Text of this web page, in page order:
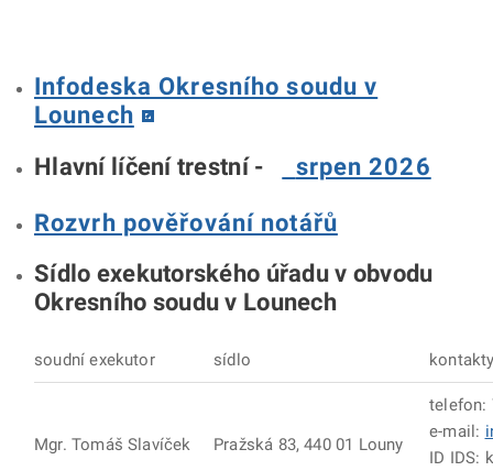
Infodeska Okresního soudu v
Lounech
Hlavní líčení trestní -
srpen 2026
Rozvrh pověřování notářů
Sídlo exekutorského úřadu v obvodu
Okresního soudu v Lounech
soudní exekutor sídlo
Mgr. Tomáš Slavíček Pražská 83, 440 01 Louny
telefon:
e-mail:
ID IDS: